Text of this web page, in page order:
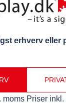
Snapramme 25
erhverv eller
moms Priser inkl.